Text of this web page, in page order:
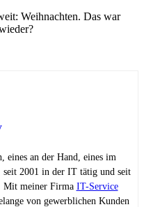
Weihnachten. Das war
eines an der Hand, eines im
2001 in der IT tätig und seit
Mit meiner Firma IT-Service
von gewerblichen Kunden